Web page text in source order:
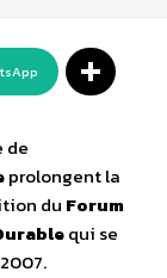
de
prolongent la
du Forum
qui se